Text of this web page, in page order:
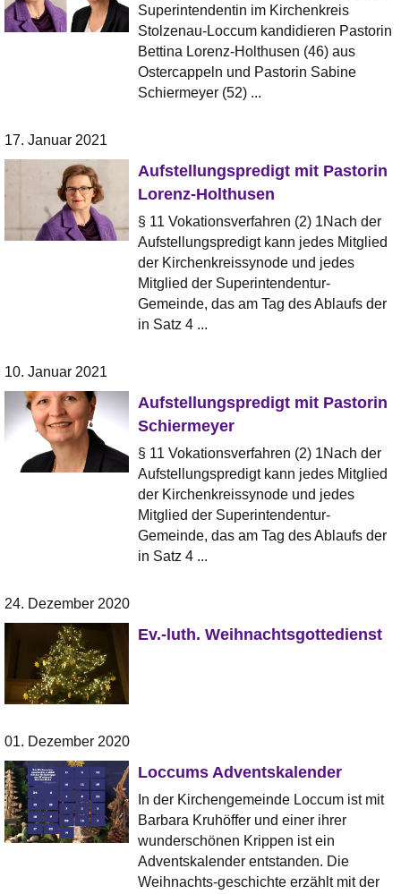
Superintendentin im Kirchenkreis
Stolzenau-Loccum kandidieren Pastorin
Bettina Lorenz-Holthusen (46) aus
Ostercappeln und Pastorin Sabine
Schiermeyer (52) ...
17. Januar 2021
Aufstellungspredigt mit Pastorin
Lorenz-Holthusen
§ 11 Vokationsverfahren (2) 1Nach der
Aufstellungspredigt kann jedes Mitglied
der Kirchenkreissynode und jedes
Mitglied der Superintendentur-
Gemeinde, das am Tag des Ablaufs der
in Satz 4 ...
10. Januar 2021
Aufstellungspredigt mit Pastorin
Schiermeyer
§ 11 Vokationsverfahren (2) 1Nach der
Aufstellungspredigt kann jedes Mitglied
der Kirchenkreissynode und jedes
Mitglied der Superintendentur-
Gemeinde, das am Tag des Ablaufs der
in Satz 4 ...
24. Dezember 2020
Ev.-luth. Weihnachtsgottedienst
01. Dezember 2020
Loccums Adventskalender
In der Kirchengemeinde Loccum ist mit
Barbara Kruhöffer und einer ihrer
wunderschönen Krippen ist ein
Adventskalender entstanden. Die
Weihnachts-geschichte erzählt mit der